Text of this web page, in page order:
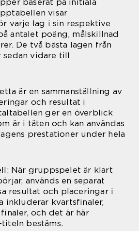
baserat på initiala
visar
varje lag i sin respektive
antalet poäng, målskillnad
De två bästa lagen från
vidare till
är en sammanställning av
och resultat i
ger en överblick
är i täten och kan användas
prestationer under hela
När gruppspelet är klart
används en separat
resultat och placeringar i
inkluderar kvartsfinaler,
och det är här
bestäms.